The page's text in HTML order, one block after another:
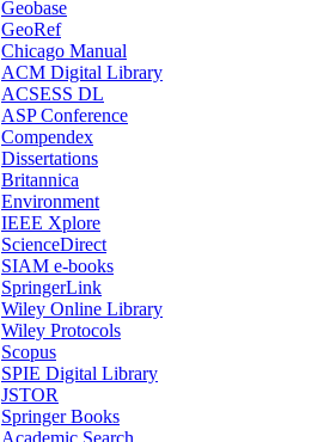
Geobase
GeoRef
Chicago Manual
ACM Digital Library
ACSESS DL
ASP Conference
Compendex
Dissertations
Britannica
Environment
IEEE Xplore
ScienceDirect
SIAM e-books
SpringerLink
Wiley Online Library
Wiley Protocols
Scopus
SPIE Digital Library
JSTOR
Springer Books
Academic Search